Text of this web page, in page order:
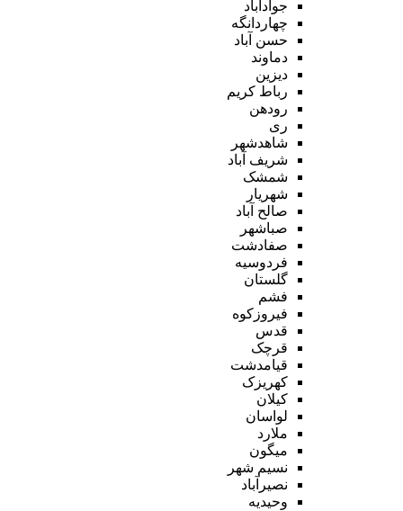
جوادآباد
چهاردانگه
حسن آباد
دماوند
دیزین
رباط کریم
رودهن
ری
شاهدشهر
شریف آباد
شمشک
شهریار
صالح آباد
صباشهر
صفادشت
فردوسیه
گلستان
فشم
فیروزکوه
قدس
قرچک
قیامدشت
کهریزک
کیلان
لواسان
ملارد
میگون
نسیم شهر
نصیرآباد
وحیدیه